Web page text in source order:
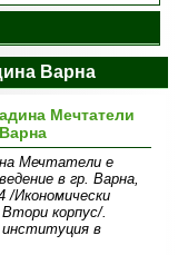
Варна
Мечтатели
Мечтатели е
в гр. Варна,
/Икономически
корпус/.
в